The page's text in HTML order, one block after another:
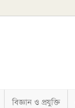
বিজ্ঞান ও প্রযুক্তি